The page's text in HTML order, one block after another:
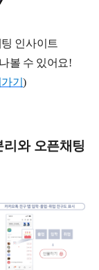
인사이트
볼 수 있어요!
가기)
리와 오픈채팅